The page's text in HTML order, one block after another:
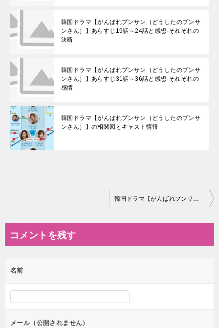
韓国ドラマ【がんばれプンサン（どうしたのプンサ
ンさん）】あらすじ19話～24話と感想-それぞれの
決断
韓国ドラマ【がんばれプンサン（どうしたのプンサ
ンさん）】あらすじ31話～36話と感想-それぞれの
感情
韓国ドラマ【がんばれプンサン（どうしたのプンサ
ンさん）】の相関図とキャスト情報
ビ
ー
シ
ン
韓国ドラマ【がんばれプンサン（どうしたのプンサンさん）】の相関図とキャスト情報
コメントを残す
名前
メール（公開されません）